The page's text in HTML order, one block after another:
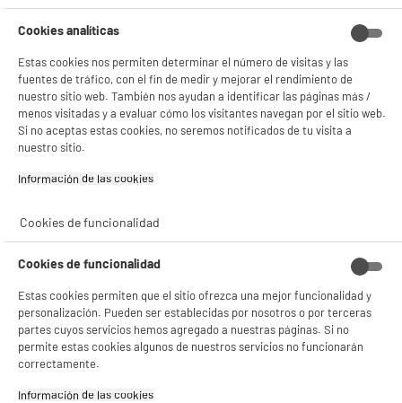
product_anchor_characteristics
2€45
Cookies analíticas
Estas cookies nos permiten determinar el número de visitas y las
fuentes de tráfico, con el fin de medir y mejorar el rendimiento de
nuestro sitio web. También nos ayudan a identificar las páginas más /
menos visitadas y a evaluar cómo los visitantes navegan por el sitio web.
Si no aceptas estas cookies, no seremos notificados de tu visita a
nuestro sitio.
Información de las cookies‎
Cookies de funcionalidad
Cookies de funcionalidad
Estas cookies permiten que el sitio ofrezca una mejor funcionalidad y
personalización. Pueden ser establecidas por nosotros o por terceras
partes cuyos servicios hemos agregado a nuestras páginas. Si no
permite estas cookies algunos de nuestros servicios no funcionarán
correctamente.
Información de las cookies‎